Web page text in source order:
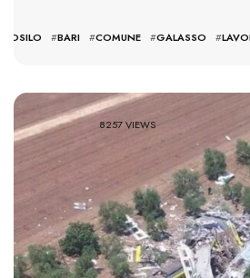
#BARI #COMUNE #GALASSO #
8257 VIEWS